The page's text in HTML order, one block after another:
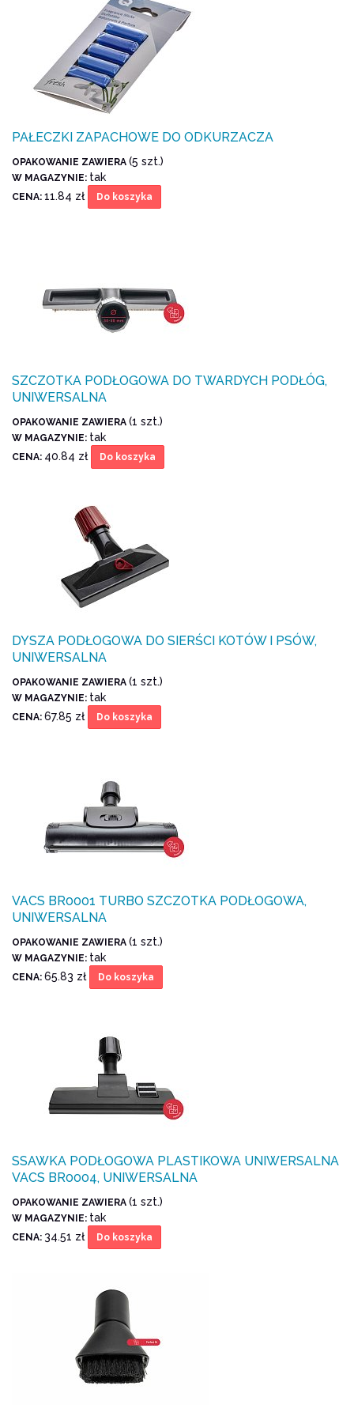
PAŁECZKI ZAPACHOWE DO ODKURZACZA
OPAKOWANIE ZAWIERA (5 szt.)
W MAGAZYNIE: tak
CENA: 11.84 zł Do koszyka
SZCZOTKA PODŁOGOWA DO TWARDYCH PODŁÓG,
UNIWERSALNA
OPAKOWANIE ZAWIERA (1 szt.)
W MAGAZYNIE: tak
CENA: 40.84 zł Do koszyka
DYSZA PODŁOGOWA DO SIERŚCI KOTÓW I PSÓW,
UNIWERSALNA
OPAKOWANIE ZAWIERA (1 szt.)
W MAGAZYNIE: tak
CENA: 67.85 zł Do koszyka
VACS BR0001 TURBO SZCZOTKA PODŁOGOWA,
UNIWERSALNA
OPAKOWANIE ZAWIERA (1 szt.)
W MAGAZYNIE: tak
CENA: 65.83 zł Do koszyka
SSAWKA PODŁOGOWA PLASTIKOWA UNIWERSALNA
VACS BR0004, UNIWERSALNA
OPAKOWANIE ZAWIERA (1 szt.)
W MAGAZYNIE: tak
CENA: 34.51 zł Do koszyka